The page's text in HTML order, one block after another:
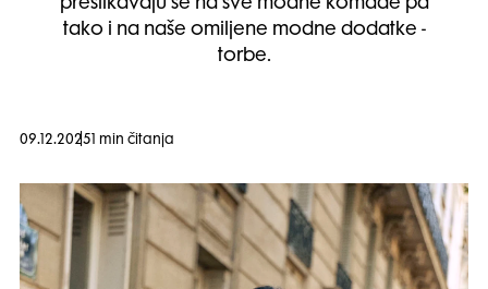
preslikavaju se na sve modne komade pa
tako i na naše omiljene modne dodatke -
torbe.
09.12.2025 1 min čitanja